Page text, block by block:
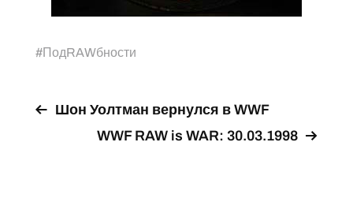
#ПодRAWбности
Шон Уолтман вернулся в WWF
WWF RAW is WAR: 30.03.1998